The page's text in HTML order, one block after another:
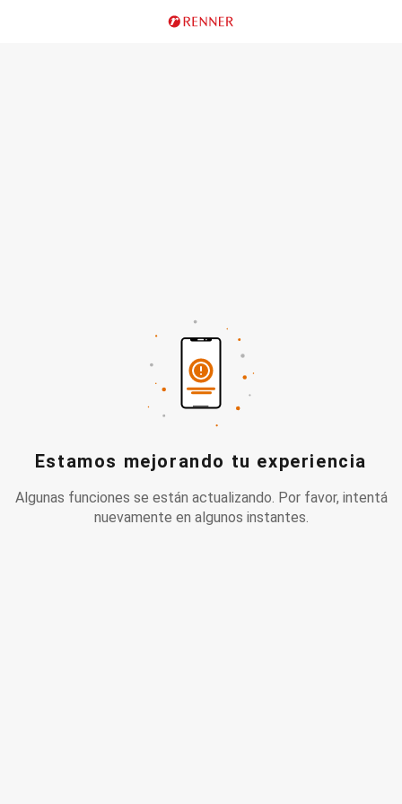
Estamos mejorando tu experiencia
Algunas funciones se están actualizando. Por favor, intentá
nuevamente en algunos instantes.